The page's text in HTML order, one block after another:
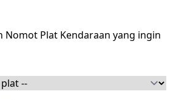
Nomot Plat Kendaraan yang ingin